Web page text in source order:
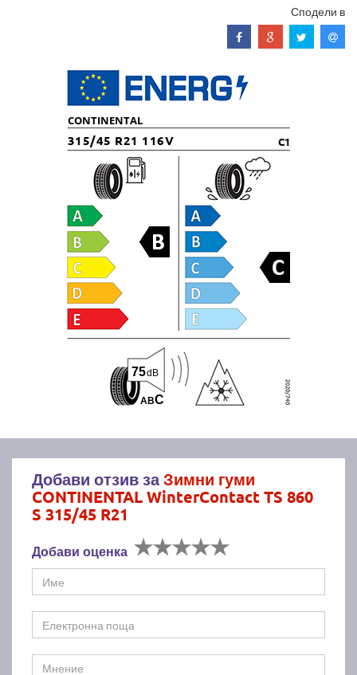
Сподели в
CONTINENTAL
315/45 R21 116V C1
ABC
75dB
Добави отзив заЗимни гуми
CONTINENTAL WinterContact TS 860
S 315/45 R21
Добави оценка